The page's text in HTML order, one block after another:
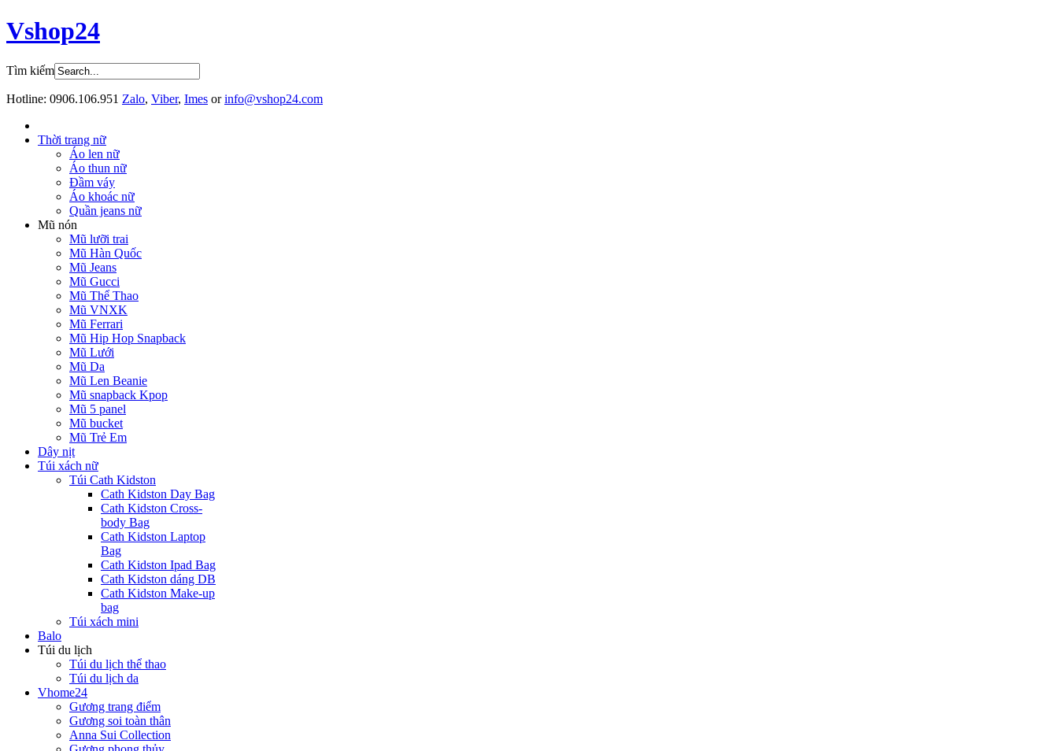
Vshop24
Tìm kiếm
Hotline: 0906.106.951 Zalo, Viber, Imes orinfo@vshop24.com
Thời trang nữ
Áo len nữ
Áo thun nữ
Đầm váy
Áo khoác nữ
Quần jeans nữ
Mũ nón
Mũ lưỡi trai
Mũ Hàn Quốc
Mũ Jeans
Mũ Gucci
Mũ Thể Thao
Mũ VNXK
Mũ Ferrari
Mũ Hip Hop Snapback
Mũ Lưới
Mũ Da
Mũ Len Beanie
Mũ snapback Kpop
Mũ 5 panel
Mũ bucket
Mũ Trẻ Em
Dây nịt
Túi xách nữ
Túi Cath Kidston
Cath Kidston Day Bag
Cath Kidston Cross-
body Bag
Cath Kidston Laptop
Bag
Cath Kidston Ipad Bag
Cath Kidston dáng DB
Cath Kidston Make-up
bag
Túi xách mini
Balo
Túi du lịch
Túi du lịch thể thao
Túi du lịch da
Vhome24
Gương trang điểm
Gương soi toàn thân
Anna Sui Collection